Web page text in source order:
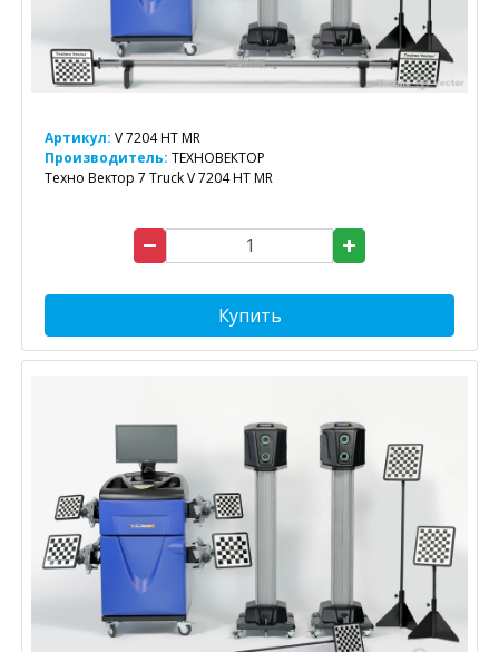
Артикул: V 7204 HT MR
Производитель: ТЕХНОВЕКТОР
Техно Вектор 7 Truck V 7204 HT MR
Купить